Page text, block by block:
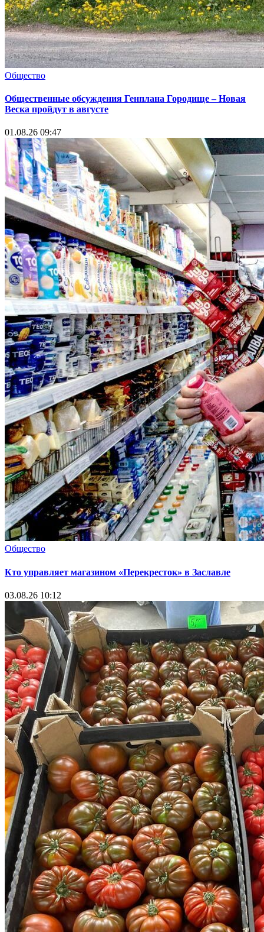
Общество
Общественные обсуждения Генплана Городище – Новая
Веска пройдут в августе
01.08.26 09:47
Общество
Кто управляет магазином «Перекресток» в Заславле
03.08.26 10:12